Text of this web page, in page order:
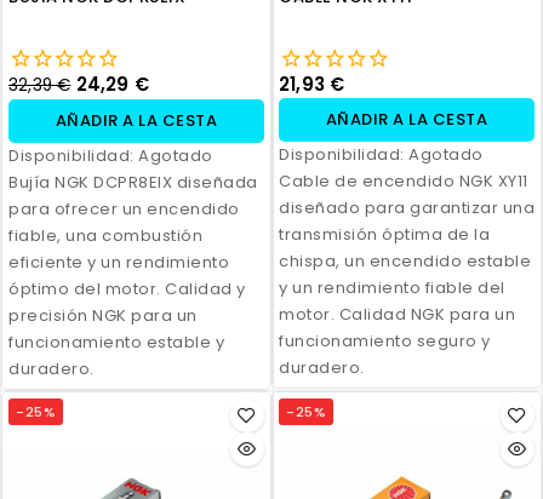
32,39 € 24,29 €
AÑADIR A LA CESTA
Disponibilidad: Agotado
Bujía NGK DCPR8EIX diseñada
para ofrecer un encendido
fiable, una combustión
eficiente y un rendimiento
óptimo del motor. Calidad y
precisión NGK para un
funcionamiento estable y
duradero.
21,93 €
AÑADIR A LA CESTA
Disponibilidad: Agotado
Cable de encendido NGK XY11
diseñado para garantizar una
transmisión óptima de la
chispa, un encendido estable
y un rendimiento fiable del
motor. Calidad NGK para un
funcionamiento seguro y
duradero.
-25% -25%